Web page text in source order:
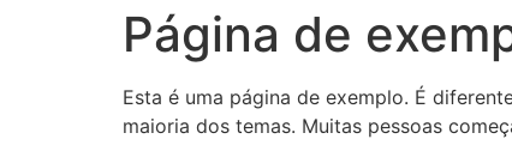
Página de
Esta é uma página de exemplo. É
maioria dos temas. Muitas pessoas